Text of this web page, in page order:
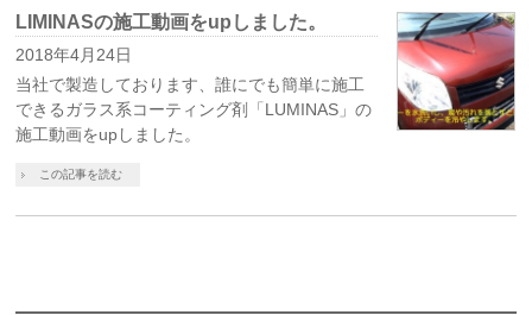
LIMINASの施工動画をupしました。
2018年4月24日
当社で製造しております、誰にでも簡単に施工
できるガラス系コーティング剤「LUMINAS」の
施工動画をupしました。
この記事を読む